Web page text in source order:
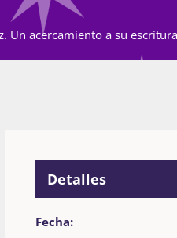
Un acercamiento a su
Detalles
Fecha: